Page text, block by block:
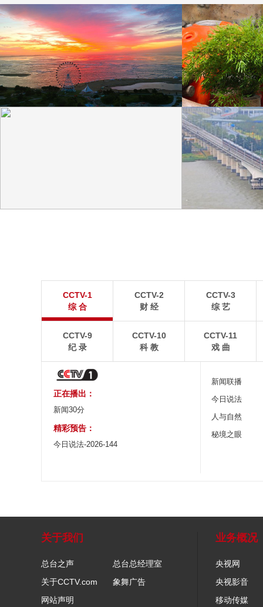
江苏南通：大熊
8月9日，江苏南通，
晨光洒在茶园，连绵起伏的茶山云雾缭绕，茶农采摘
秋茶，绘就一幅秀美的茶乡画卷。
杭台高铁温玉段途经
CCTV-1
综 合
CCTV-2
财 经
CCTV-3
综 艺
CCTV-9
纪 录
CCTV-10
科 教
CCTV-11
戏 曲
正在播出：
新闻30分
精彩预告：
今日说法-2026-144
新闻联播
今日说法
人与自然
秘境之眼
关于我们
总台之声
总台总经理室
关于CCTV.com
象舞广告
网站声明
业务概况
央视网
央视影音
移动传媒